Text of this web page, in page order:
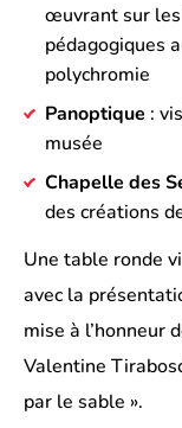
œuvrant sur
pédagogiques
polychromie
Panoptique :
musée
Chapelle des
des créations
Une table ronde
avec la
mise à l’honneur
Valentine
par le sable ».